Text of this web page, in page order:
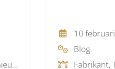
Adviesbureau, Ingenieursbureau
10
Blog
Fabrikant,